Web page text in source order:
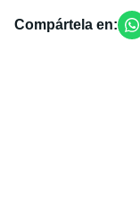
Compártela en: